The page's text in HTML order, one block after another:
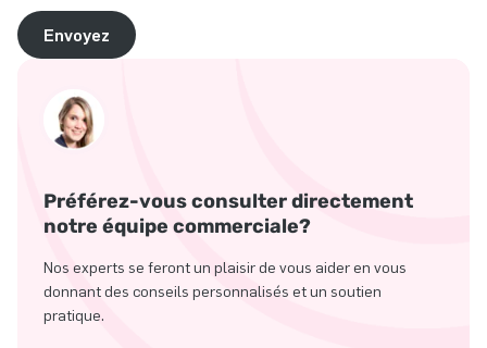
Envoyez
Préférez-vous consulter directement
notre équipe commerciale?
Nos experts se feront un plaisir de vous aider en vous
donnant des conseils personnalisés et un soutien
pratique.